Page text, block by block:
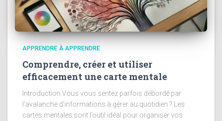
APPRENDRE À APPRENDRE
Comprendre, créer et utiliser
efficacement une carte mentale
Introduction Vous vous sentez parfois débordé par
l’avalanche d’informations à gérer au quotidien ? Les
cartes mentales sont l’outil idéal pour organiser vos